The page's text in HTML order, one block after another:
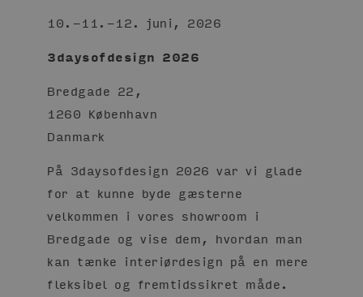
10.-11.-12. juni, 2026
3daysofdesign 2026
Bredgade 22,
1260 København
Danmark
På 3daysofdesign 2026 var vi glade
for at kunne byde gæsterne
velkommen i vores showroom i
Bredgade og vise dem, hvordan man
kan tænke interiørdesign på en mere
fleksibel og fremtidssikret måde.